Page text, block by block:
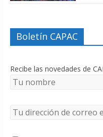
Boletín CAPAC
Recibe las novedades de